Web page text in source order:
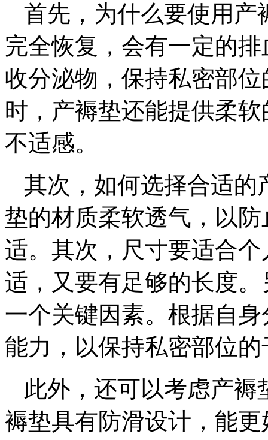
首先，为什么要使用产
完全恢复，会有一定的
收分泌物，保持私密部
时，产褥垫还能提供柔
不适感。
其次，如何选择合适的
垫的材质柔软透气，以
适。其次，尺寸要适合
适，又要有足够的长度
一个关键因素。根据自
能力，以保持私密部位的
此外，还可以考虑产
褥垫具有防滑设计，能